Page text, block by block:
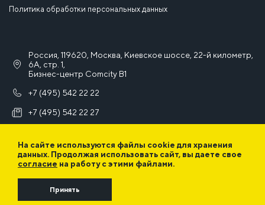
Политика обработки персональных данных
Россия, 119620, Москва, Киевское шоссе, 22-й километр,
6А, стр. 1,
Бизнес-центр Comcity B1
+7 (495) 542 22 22
+7 (495) 542 22 27
На сайте используются файлы cookie для хранения
данных. Продолжая использовать сайт, вы даете свое
согласие на работу с этими файлами.
Принять